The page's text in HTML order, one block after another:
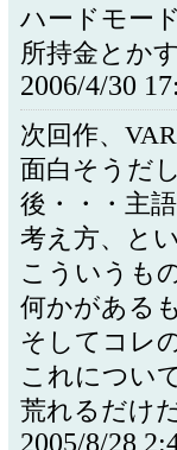
ハードモー
所持金とか
2006/4/30
次回作、
面白そうだ
後・・・主
考え方、と
こういうも
何かがある
そしてコレ
これについ
荒れるだけ
2005/8/28